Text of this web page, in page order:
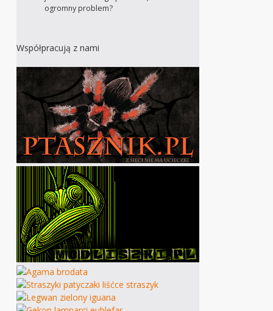
ogromny problem?
Współpracują z nami